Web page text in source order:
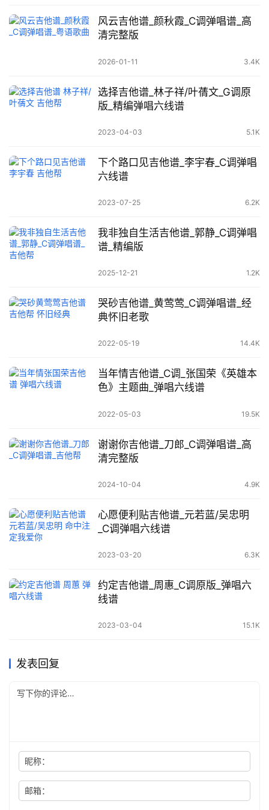
风云吉他谱_颜秋霞_C调弹唱谱_高
清完整版
2026-01-11 3.4K
选择吉他谱_林子祥/叶蒨文_G调原
版_精编弹唱六线谱
2023-04-03 5.1K
下个路口见吉他谱_李宇春_C调弹唱
六线谱
2023-07-25 6.2K
我非独自生活吉他谱_郭静_C调弹唱
谱_精编版
2025-12-21 1.2K
哭砂吉他谱_黄莺莺_C调弹唱谱_经
典怀旧老歌
2022-05-19 14.4K
当年情吉他谱_C调_张国荣《英雄本
色》主题曲_弹唱六线谱
2022-05-03 19.5K
谢谢你吉他谱_刀郎_C调弹唱谱_高
清完整版
2024-10-04 4.9K
心愿便利贴吉他谱_元若蓝/吴忠明
_C调弹唱六线谱
2023-03-20 6.3K
约定吉他谱_周惠_C调原版_弹唱六
线谱
2023-03-04 15.1K
发表回复
昵称：
邮箱：